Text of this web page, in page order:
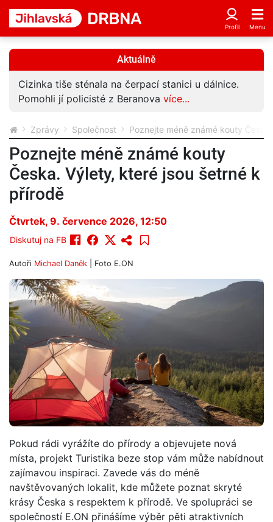
Aktuálně
Cizinka tiše sténala na čerpací stanici u dálnice.
Pomohli jí policisté z Beranova více...
Zprávy Společnost Poznejte méně známé kouty
Poznejte méně známé kouty
Česka. Výlety, které jsou šetrné k
přírodě
Čtvrtek, 9. července 2026, 12:50
Diskutuj na FB
Autoři Michael Daněk | Foto E.ON
Pokud rádi vyrážíte do přírody a objevujete nová
místa, projekt Turistika beze stop vám může nabídnout
zajímavou inspiraci. Zavede vás do méně
navštěvovaných lokalit, kde můžete poznat skryté
krásy Česka s respektem k přírodě. Ve spolupráci se
společností E.ON přinášíme výběr pěti atraktivních